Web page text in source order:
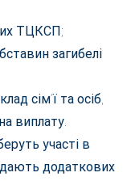
ТЦКСП;
загибелі
сім’ї та осіб,
виплату.
участі в
додаткових